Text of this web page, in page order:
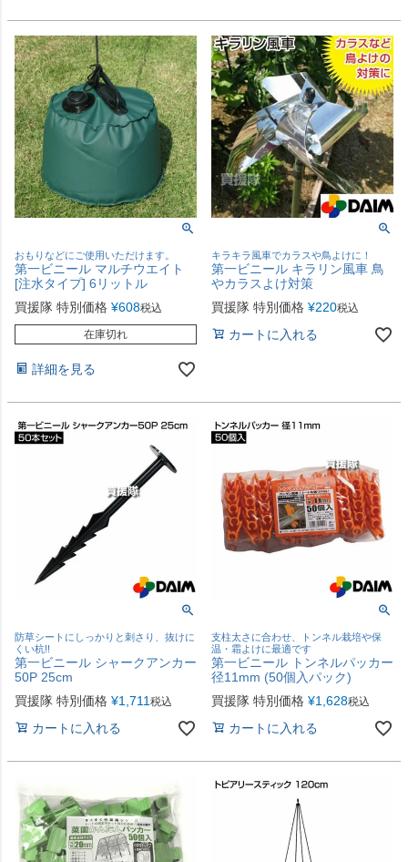
おもりなどにご使用いただけます。
第一ビニール マルチウエイト
[注水タイプ] 6リットル
買援隊 特別価格 ¥608税込
在庫切れ
詳細を見る
キラキラ風車でカラスや鳥よけに！
第一ビニール キラリン風車 鳥
やカラスよけ対策
買援隊 特別価格 ¥220税込
カートに入れる
防草シートにしっかりと刺さり、抜けに
くい杭!!
第一ビニール シャークアンカー
50P 25cm
買援隊 特別価格 ¥1,711 税込
カートに入れる
支柱太さに合わせ、トンネル栽培や保
温・霜よけに最適です
第一ビニール トンネルパッカー
径11mm (50個入パック)
買援隊 特別価格 ¥1,628税込
カートに入れる